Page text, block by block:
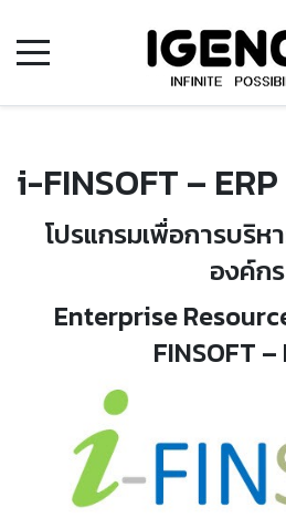
i-FINSOFT – ERP
โปรแกรมเพื่อการบริ
องค์กร
Enterprise
FINSOFT –